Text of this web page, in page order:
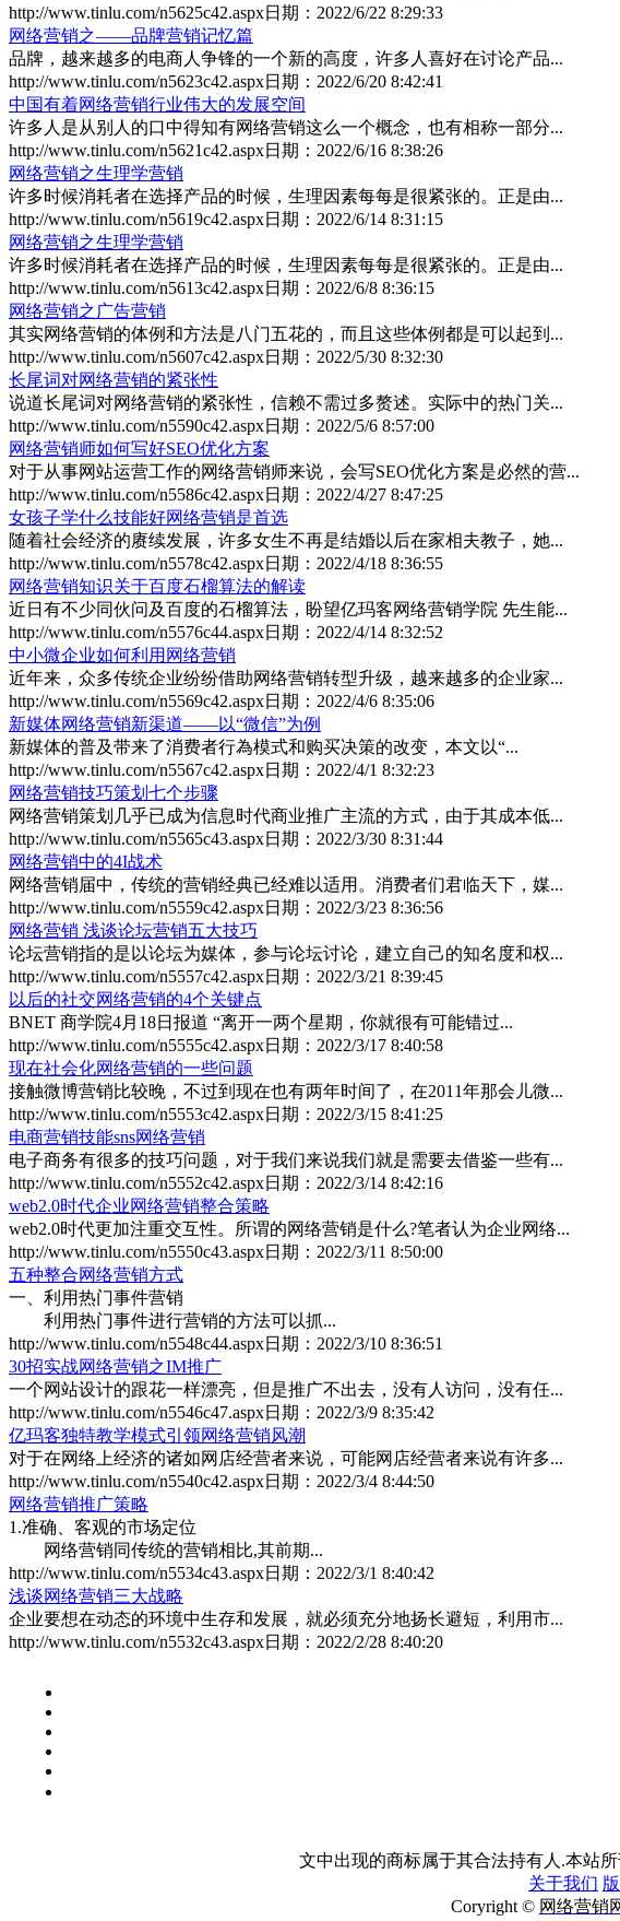
http://www.tinlu.com/n5625c42.aspx日期： 2022/6/22 8:29:33
网络营销之——品牌营销记忆篇
品牌，越来越多的电商人争锋的一个新的高度，许多人喜好在讨论产品...
http://www.tinlu.com/n5623c42.aspx日期： 2022/6/20 8:42:41
中国有着网络营销行业伟大的发展空间
许多人是从别人的口中得知有网络营销这么一个概念，也有相称一部分...
http://www.tinlu.com/n5621c42.aspx日期： 2022/6/16 8:38:26
网络营销之生理学营销
许多时候消耗者在选择产品的时候，生理因素每每是很紧张的。正是由...
http://www.tinlu.com/n5619c42.aspx日期： 2022/6/14 8:31:15
网络营销之生理学营销
许多时候消耗者在选择产品的时候，生理因素每每是很紧张的。正是由...
http://www.tinlu.com/n5613c42.aspx日期： 2022/6/8 8:36:15
网络营销之广告营销
其实网络营销的体例和方法是八门五花的，而且这些体例都是可以起到...
http://www.tinlu.com/n5607c42.aspx日期： 2022/5/30 8:32:30
长尾词对网络营销的紧张性
说道长尾词对网络营销的紧张性，信赖不需过多赘述。实际中的热门关...
http://www.tinlu.com/n5590c42.aspx日期： 2022/5/6 8:57:00
网络营销师如何写好SEO优化方案
对于从事网站运营工作的网络营销师来说，会写SEO优化方案是必然的营...
http://www.tinlu.com/n5586c42.aspx日期： 2022/4/27 8:47:25
女孩子学什么技能好网络营销是首选
随着社会经济的赓续发展，许多女生不再是结婚以后在家相夫教子，她...
http://www.tinlu.com/n5578c42.aspx日期： 2022/4/18 8:36:55
网络营销知识关于百度石榴算法的解读
近日有不少同伙问及百度的石榴算法，盼望亿玛客网络营销学院 先生能...
http://www.tinlu.com/n5576c44.aspx日期： 2022/4/14 8:32:52
中小微企业如何利用网络营销
近年来，众多传统企业纷纷借助网络营销转型升级，越来越多的企业家...
http://www.tinlu.com/n5569c42.aspx日期： 2022/4/6 8:35:06
新媒体网络营销新渠道——以“微信”为例
新媒体的普及带来了消费者行為模式和购买决策的改变，本文以“...
http://www.tinlu.com/n5567c42.aspx日期： 2022/4/1 8:32:23
网络营销技巧策划七个步骤
网络营销策划几乎已成为信息时代商业推广主流的方式，由于其成本低...
http://www.tinlu.com/n5565c43.aspx日期： 2022/3/30 8:31:44
网络营销中的4I战术
网络营销届中，传统的营销经典已经难以适用。消费者们君临天下，媒...
http://www.tinlu.com/n5559c42.aspx日期： 2022/3/23 8:36:56
网络营销 浅谈论坛营销五大技巧
论坛营销指的是以论坛为媒体，参与论坛讨论，建立自己的知名度和权...
http://www.tinlu.com/n5557c42.aspx日期： 2022/3/21 8:39:45
以后的社交网络营销的4个关键点
BNET 商学院4月18日报道 “离开一两个星期，你就很有可能错过...
http://www.tinlu.com/n5555c42.aspx日期： 2022/3/17 8:40:58
现在社会化网络营销的一些问题
接触微博营销比较晚，不过到现在也有两年时间了，在2011年那会儿微...
http://www.tinlu.com/n5553c42.aspx日期： 2022/3/15 8:41:25
电商营销技能sns网络营销
电子商务有很多的技巧问题，对于我们来说我们就是需要去借鉴一些有...
http://www.tinlu.com/n5552c42.aspx日期： 2022/3/14 8:42:16
web2.0时代企业网络营销整合策略
web2.0时代更加注重交互性。所谓的网络营销是什么?笔者认为企业网络...
http://www.tinlu.com/n5550c43.aspx日期： 2022/3/11 8:50:00
五种整合网络营销方式
一、利用热门事件营销
利用热门事件进行营销的方法可以抓...
http://www.tinlu.com/n5548c44.aspx日期： 2022/3/10 8:36:51
30招实战网络营销之IM推广
一个网站设计的跟花一样漂亮，但是推广不出去，没有人访问，没有任...
http://www.tinlu.com/n5546c47.aspx日期： 2022/3/9 8:35:42
亿玛客独特教学模式引领网络营销风潮
对于在网络上经济的诸如网店经营者来说，可能网店经营者来说有许多...
http://www.tinlu.com/n5540c42.aspx日期： 2022/3/4 8:44:50
网络营销推广策略
1.准确、客观的市场定位
网络营销同传统的营销相比,其前期...
http://www.tinlu.com/n5534c43.aspx日期： 2022/3/1 8:40:42
浅谈网络营销三大战略
企业要想在动态的环境中生存和发展，就必须充分地扬长避短，利用市...
http://www.tinlu.com/n5532c43.aspx日期： 2022/2/28 8:40:20
文中出现的商标属于其合法持有人.本站
关于我们
Coryright © 网络营销